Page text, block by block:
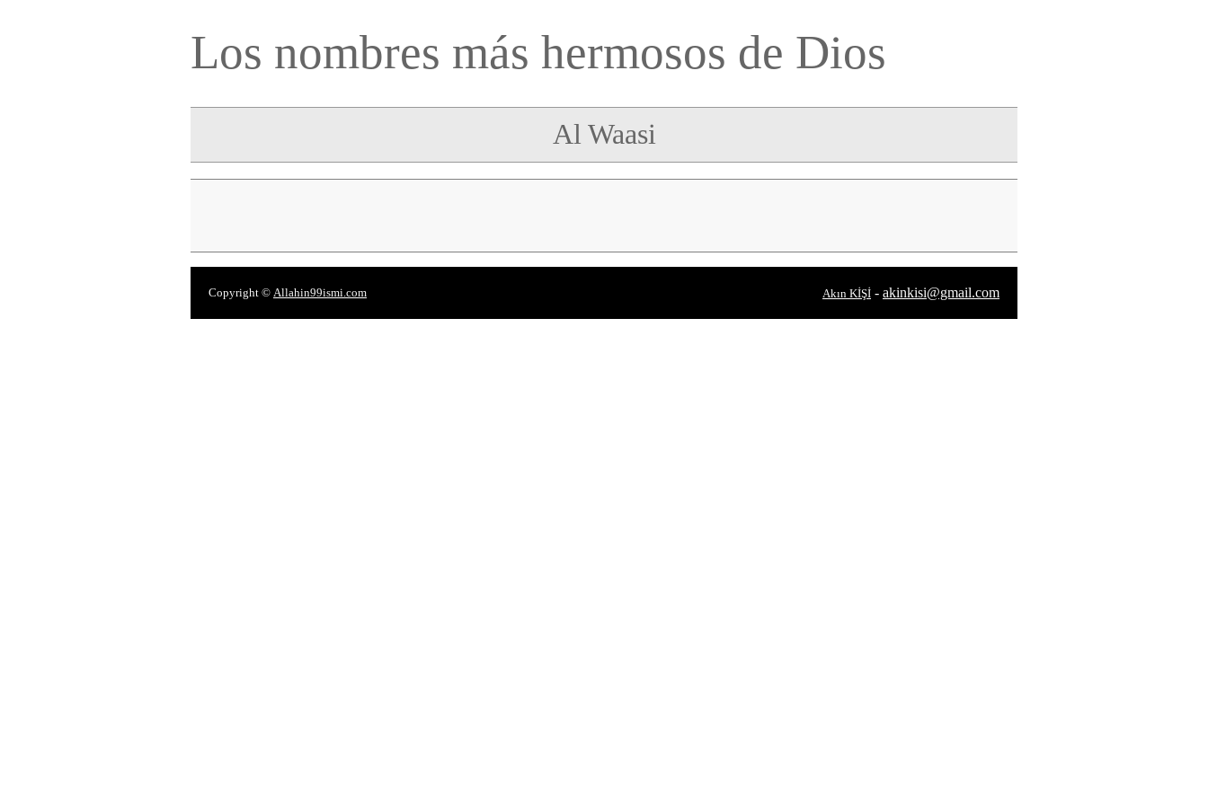
Los nombres más hermosos de Dios
Al Waasi
Copyright © Allahin99ismi.com Akın KİŞİ - akinkisi@gmail.com